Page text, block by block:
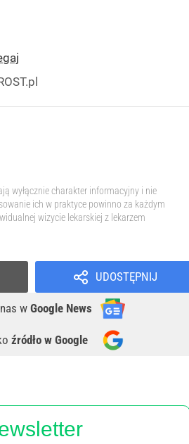
wyłącznie charakter informacyjny i nie
ich w praktyce powinno za każdym
wizycie lekarskiej z lekarzem
UDOSTĘPNIJ
w Google News
źródło w Google